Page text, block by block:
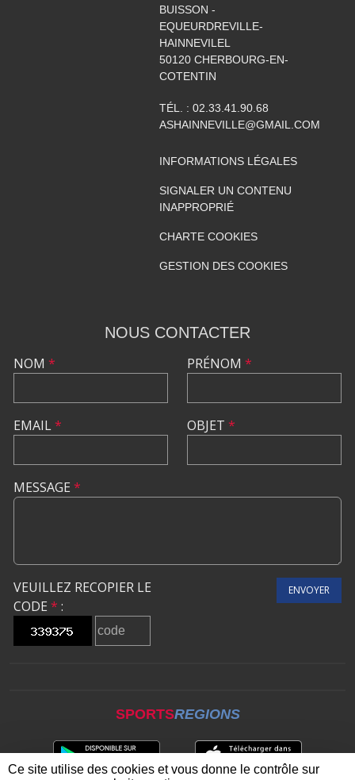
BUISSON -
EQUEURDREVILLE-
HAINNEVILEL
50120 CHERBOURG-EN-
COTENTIN
TÉL. : 02.33.41.90.68
ASHAINNEVILLE@GMAIL.COM
INFORMATIONS LÉGALES
SIGNALER UN CONTENU
INAPPROPRIÉ
CHARTE COOKIES
GESTION DES COOKIES
NOUS CONTACTER
NOM *
EMAIL*
PRÉNOM *
OBJET *
MESSAGE *
VEUILLEZ RECOPIER LE
CODE * :
ENVOYER
SPORTSREGIONS
Ce site utilise des cookies et vous donne le contrôle sur